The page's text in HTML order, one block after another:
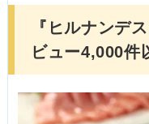
『ヒルナンデ
ビュー4,000件